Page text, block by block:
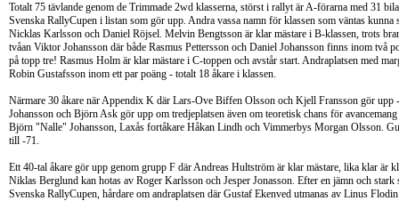
Totalt 75 tävlande genom de Trimmade 2wd klasserna, störst i rallyt är A-förarna med 31
Svenska RallyCupen i listan som gör upp. Andra vassa namn för klassen som väntas
Nicklas Karlsson och Daniel Röjsel. Melvin Bengtsson är klar mästare i B-klassen, trots
tvåan Viktor Johansson där både Rasmus Pettersson och Daniel Johansson finns inom två
på topp tre! Rasmus Holm är klar mästare i C-toppen och avstår start. Andraplatsen med
Robin Gustafsson inom ett par poäng - totalt 18 åkare i klassen.
Närmare 30 åkare när Appendix K där Lars-Ove Biffen Olsson och Kjell Fransson gör
Johansson och Björn Ask gör upp om tredjeplatsen även om teoretisk chans för
Björn "Nalle" Johansson, Laxås fortåkare Håkan Lindh och Vimmerbys Morgan Olsson.
till -71.
Ett 40-tal åkare gör upp genom grupp F där Andreas Hultström är klar mästare, lika klar är
Niklas Berglund kan hotas av Roger Karlsson och Jesper Jonasson. Efter en jämn och
Svenska RallyCupen, hårdare om andraplatsen där Gustaf Ekenved utmanas av Linus